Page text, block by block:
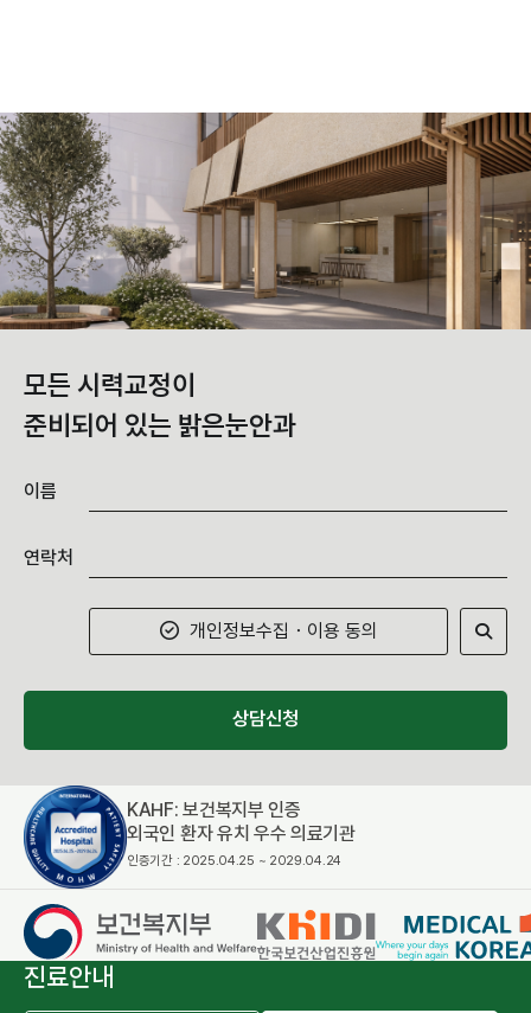
모든 시력교정이
준비되어 있는 밝은눈안과
이름
연락처
개인정보수집・이용 동의
상담신청
KAHF: 보건복지부 인증
외국인 환자 유치 우수 의료기관
인증기간 : 2025.04.25 ~ 2029.04.24
진료안내